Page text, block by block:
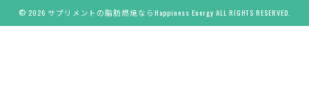
© 2026 サプリメントの脂肪燃焼ならHappiness Energy ALL RIGHTS RESERVED.